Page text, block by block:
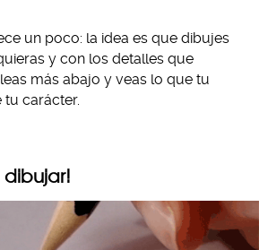
un poco: la idea es que dibujes
y con los detalles que
más abajo y veas lo que tu
carácter.
dibujar!